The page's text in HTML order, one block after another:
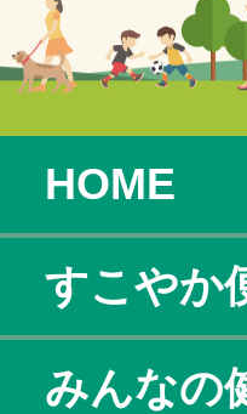
HOME
すこやか
みんなの